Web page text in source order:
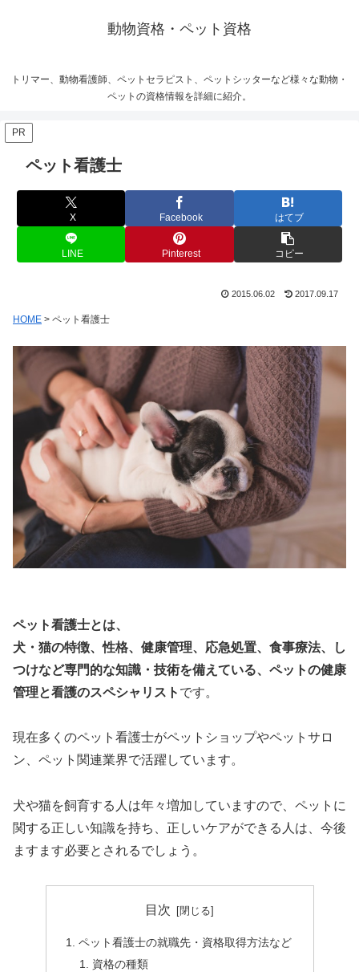
動物資格・ペット資格
トリマー、動物看護師、ペットセラピスト、ペットシッターなど様々な動物・
ペットの資格情報を詳細に紹介。
PR
ペット看護士
X Facebook はてブ
LINE Pinterest コピー
2015.06.02 2017.09.17
HOME > ペット看護士
ペット看護士とは、
犬・猫の特徴、性格、健康管理、応急処置、食事療法、し
つけなど専門的な知識・技術を備えている、ペットの健康
管理と看護のスペシャリスト です。
現在多くのペット看護士がペットショップやペットサロ
ン、ペット関連業界で活躍しています。
犬や猫を飼育する人は年々増加していますので、ペットに
関する正しい知識を持ち、正しいケアができる人は、今後
ますます必要とされるでしょう。
目次
ペット看護士の就職先・資格取得方法など
資格の種類